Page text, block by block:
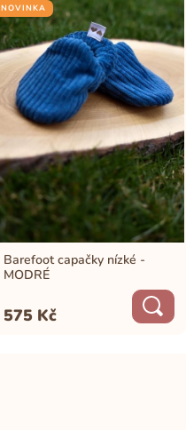
NOVINKA
Barefoot capačky nízké -
MODRÉ
575 Kč